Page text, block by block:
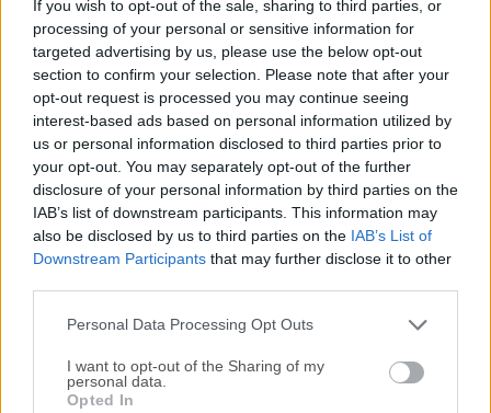
If you wish to opt-out of the sale, sharing to third parties, or
processing of your personal or sensitive information for
targeted advertising by us, please use the below opt-out
section to confirm your selection. Please note that after your
opt-out request is processed you may continue seeing
interest-based ads based on personal information utilized by
us or personal information disclosed to third parties prior to
your opt-out. You may separately opt-out of the further
disclosure of your personal information by third parties on the
IAB’s list of downstream participants. This information may
also be disclosed by us to third parties on the IAB’s List of
Downstream Participants that may further disclose it to other
Personal Data Processing Opt Outs
I want to opt-out of the Sharing of my
personal data.
Opted In
diseño electrónico (EDA) de código abierto utilizada para
crear esquemáticos, diseños de placas de circuito impreso
(PCB), y más. Desarrollado inicialmente en 1992 por Jean-
Pierre Charras, KiCad para PC ha evolucionado
significativamente a lo largo de los años, convirtiéndose en
una de las herramientas más populares para aficionados a
la electrónica, ingenieros y profesionales por igual.Su
robusto conjunto de características, combinado con su
naturaleza de código abierto, lo convierte en una opción
versátil para el diseño de PCB, capaz de manejar proyectos
KiCad perm...